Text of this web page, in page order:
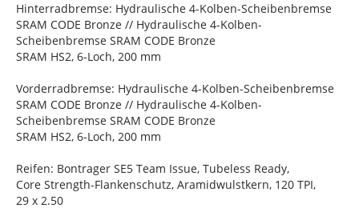
Hinterradbremse: Hydraulische 4-Kolben-Scheibenbremse
SRAM CODE Bronze // Hydraulische 4-Kolben-
Scheibenbremse SRAM CODE Bronze
SRAM HS2, 6-Loch, 200 mm
Vorderradbremse: Hydraulische 4-Kolben-Scheibenbremse
SRAM CODE Bronze // Hydraulische 4-Kolben-
Scheibenbremse SRAM CODE Bronze
SRAM HS2, 6-Loch, 200 mm
Reifen: Bontrager SE5 Team Issue, Tubeless Ready,
Core Strength-Flankenschutz, Aramidwulstkern, 120 TPI,
29 x 2.50